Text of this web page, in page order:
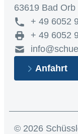
63619 Bad Orb
+ 49 6052
+ 49 6052
Anfahrt
© 2026